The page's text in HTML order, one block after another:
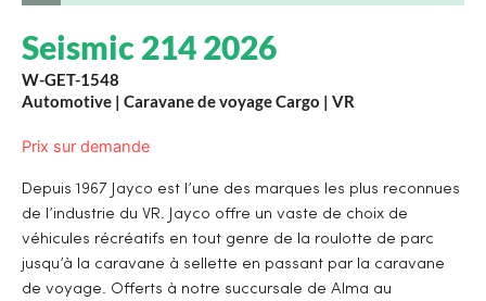
Seismic 214 2026
W-GET-1548
Automotive | Caravane de voyage Cargo | VR
Prix sur demande
Depuis 1967 Jayco est l’une des marques les plus reconnues
de l’industrie du VR. Jayco offre un vaste de choix de
véhicules récréatifs en tout genre de la roulotte de parc
jusqu’à la caravane à sellette en passant par la caravane
de voyage. Offerts à notre succursale de Alma au